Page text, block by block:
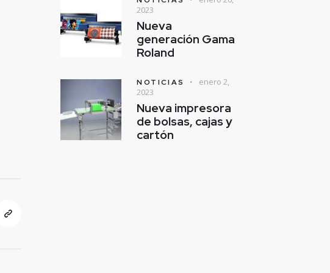
2023
Nueva
generación Gama
Roland
NOTICIAS
enero 2,
2023
Nueva impresora
de bolsas, cajas y
cartón